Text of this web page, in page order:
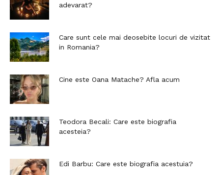
adevarat?
Care sunt cele mai deosebite locuri de vizitat
in Romania?
Cine este Oana Matache? Afla acum
Teodora Becali: Care este biografia
acesteia?
Edi Barbu: Care este biografia acestuia?